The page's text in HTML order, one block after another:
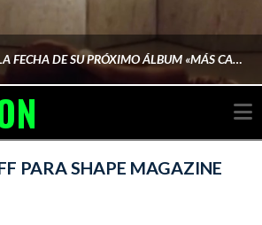
BAD GYAL ANUNCIA LA FECHA DE SU PRÓXIMO ÁLBUM «MÁS CARA»
PARA SHAPE MAGAZINE